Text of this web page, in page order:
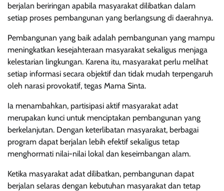
berjalan beriringan apabila masyarakat dilibatkan dalam
setiap proses pembangunan yang berlangsung di daerahnya.
Pembangunan yang baik adalah pembangunan yang mampu
meningkatkan kesejahteraan masyarakat sekaligus menjaga
kelestarian lingkungan. Karena itu, masyarakat perlu melihat
setiap informasi secara objektif dan tidak mudah terpengaruh
oleh narasi provokatif, tegas Mama Sinta.
Ia menambahkan, partisipasi aktif masyarakat adat
merupakan kunci untuk menciptakan pembangunan yang
berkelanjutan. Dengan keterlibatan masyarakat, berbagai
program dapat berjalan lebih efektif sekaligus tetap
menghormati nilai-nilai lokal dan keseimbangan alam.
Ketika masyarakat adat dilibatkan, pembangunan dapat
berjalan selaras dengan kebutuhan masyarakat dan tetap